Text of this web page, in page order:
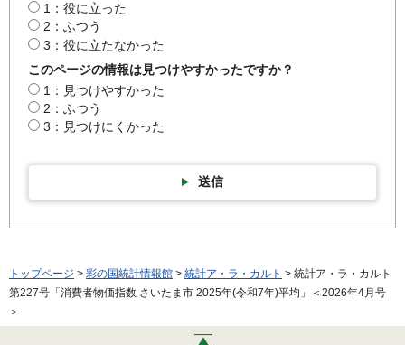
1：役に立った
2：ふつう
3：役に立たなかった
このページの情報は見つけやすかったですか？
1：見つけやすかった
2：ふつう
3：見つけにくかった
送信
トップページ > 彩の国統計情報館 > 統計ア・ラ・カルト > 統計ア・ラ・カルト
第227号「消費者物価指数 さいたま市 2025年(令和7年)平均」＜2026年4月号
＞